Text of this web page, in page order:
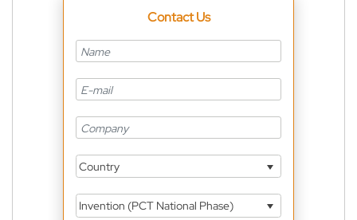
Contact Us
Country
Invention (PCT National Phase)